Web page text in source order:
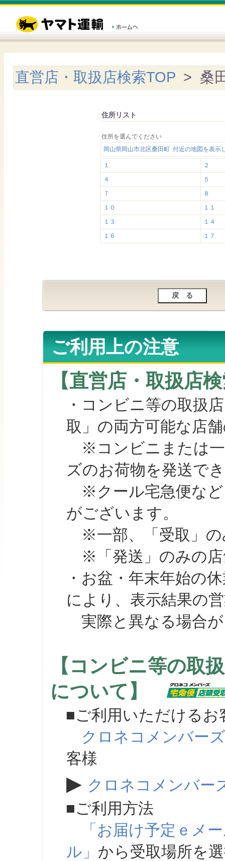
直営店・取扱店検索TOP > 桑
住所リスト
住所を選んでください
岡山県岡山市北区桑田町 付近の地図を表示
１
２
４
５
７
８
１０
１１
１３
１４
１６
１７
ご利用上の注意
【直営店・取扱店
・コンビニ等の取扱
取」の両方可能な店
※コンビニまたは一
ズのお荷物を発送で
※クール宅急便など
がございます。
※一部、「受取」の
※「発送」のみの店
・お盆・年末年始の
により、表示結果の
実際と異なる場合が
【コンビニ等の取
について】
■ご利用いただけるお
クロネコメンバーズ
客様
▶ クロネコメンバー
■ご利用方法
「お届け予定ｅメ
ル」 から受取場所を